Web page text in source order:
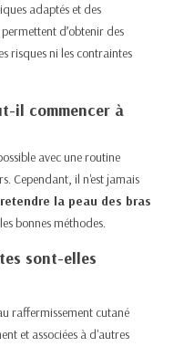
adaptés et des
d’obtenir des
risques ni les contraintes
il commencer à
avec une routine
Cependant, il n'est jamais
retendre la peau des bras
bonnes méthodes.
sont-elles
raffermissement cutané
et associées à d'autres